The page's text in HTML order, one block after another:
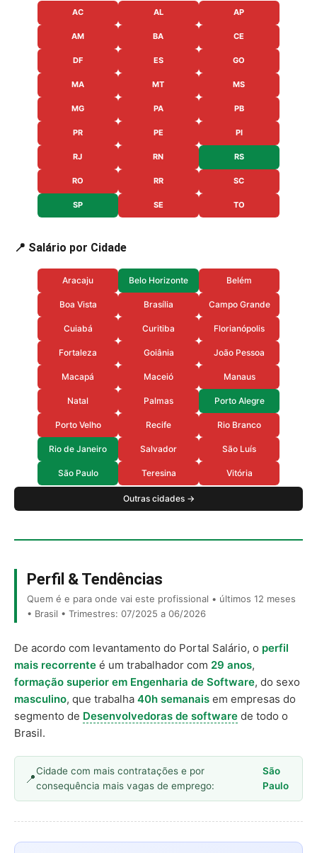
AC AL AP
AM BA CE
DF ES GO
MA MT MS
MG PA PB
PR PE PI
RJ RN RS
RO RR SC
SP SE TO
📍 Salário por Cidade
Aracaju Belo Horizonte Belém
Boa Vista Brasília Campo Grande
Cuiabá Curitiba Florianópolis
Fortaleza Goiânia João Pessoa
Macapá Maceió Manaus
Natal Palmas Porto Alegre
Porto Velho Recife Rio Branco
Rio de Janeiro Salvador São Luís
São Paulo Teresina Vitória
Outras cidades →
Perfil & Tendências
Quem é e para onde vai este profissional • últimos 12 meses
• Brasil • Trimestres: 07/2025 a 06/2026
De acordo com levantamento do Portal Salário, o perfil
mais recorrente é um trabalhador com 29 anos,
formação superior em Engenharia de Software, do sexo
masculino, que trabalha 40h semanais em empresas do
segmento de Desenvolvedoras de software de todo o
Brasil.
Cidade com mais contratações e por
consequência mais vagas de emprego:
São
Paulo